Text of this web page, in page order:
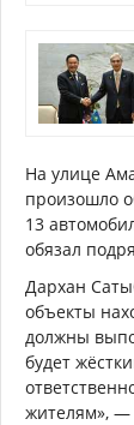
На улице
произошло
13
обязал
Дархан
объекты
должны
будет
жителям», —